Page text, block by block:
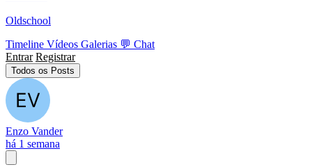
Oldschool
Timeline Vídeos Galerias 💬 Chat
Entrar Registrar
Todos os Posts
Enzo Vander
há 1 semana